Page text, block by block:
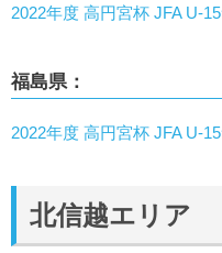
2022年度 高円宮杯 JFA U-
福島県：
2022年度 高円宮杯 JFA U-
北信越エリア